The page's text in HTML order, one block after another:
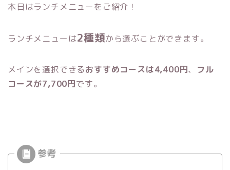
本日はランチメニューをご紹介！
ランチメニューは2種類から選ぶことができます。
メインを選択できるおすすめコースは4,400円、 フル
コースが7,700円です。